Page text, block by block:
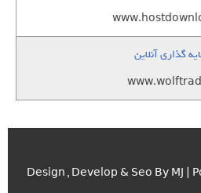
گذاری آنلاین
Design , Develop & Seo By MJ |